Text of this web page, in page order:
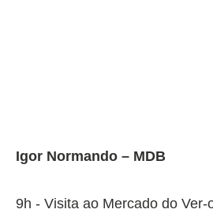
Igor Normando – MDB
9h - Visita ao Mercado do Ver-